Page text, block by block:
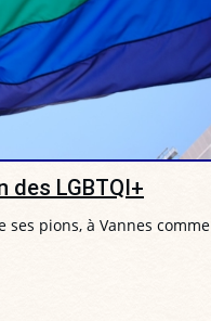
des LGBTQI+
ses pions, à Vannes comme